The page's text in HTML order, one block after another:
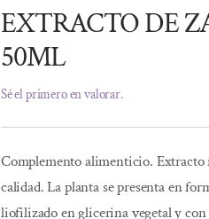
EXTRACTO DE
50ML
Sé el primero en valorar.
Complemento alimenticio. Extracto
calidad. La planta se presenta en
liofilizado en glicerina vegetal y